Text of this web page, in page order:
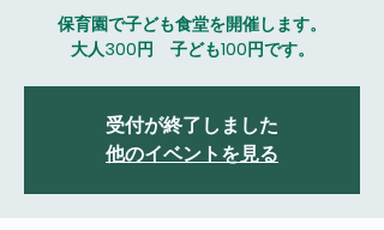
保育園で子ども食堂を開催します。
大人300円 子ども100円です。
受付が終了しました
他のイベントを見る